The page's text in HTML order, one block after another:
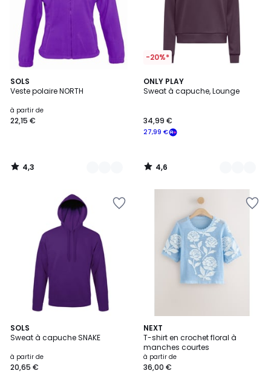
SOLS
Veste polaire NORTH
à partir de
22,15 €
4,3
/ 5
15
Couleurs
4,3
/
-20%*
ONLY PLAY
Sweat à capuche, Lounge
27,99 €
34,99 €
4,6
/ 5
2
Couleurs
4,6
/
SOLS
Sweat à capuche SNAKE
à partir de
20,65 €
4,3
/ 5
20
Couleurs
NEXT
T-shirt en crochet floral à
manches courtes
à partir de
36,00 €
10
Couleurs